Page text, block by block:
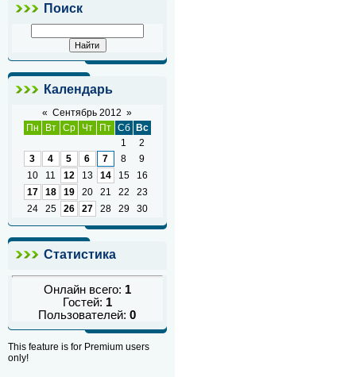
Поиск
Календарь
« Сентябрь 2012 »
Пн
Вт Ср Чт Пт Сб Вс
1
2
3
4 5 6 7 8
9
10
11 12 13 14 15
16
17
18 19 20 21 22
23
24
25 26 27 28 29 30
Статистика
Онлайн всего: 1
Гостей: 1
Пользователей:0
This feature is for Premium users
only!